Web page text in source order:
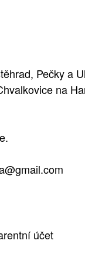
Pečky a
na
účet